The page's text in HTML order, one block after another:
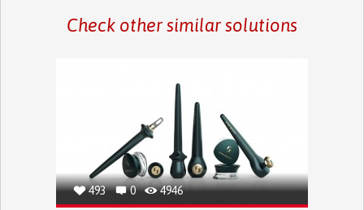
Check other similar solutions
493 0 4946